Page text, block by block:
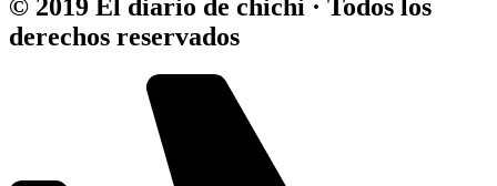
© 2019 El diario de chichi · Todos los
derechos reservados